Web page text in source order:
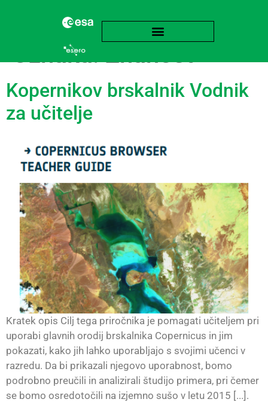
Oznaka:Znanost
Kopernikov brskalnik Vodnik
za učitelje
Kratek opis Cilj tega priročnika je pomagati učiteljem pri
uporabi glavnih orodij brskalnika Copernicus in jim
pokazati, kako jih lahko uporabljajo s svojimi učenci v
razredu. Da bi prikazali njegovo uporabnost, bomo
podrobno preučili in analizirali študijo primera, pri čemer
se bomo osredotočili na izjemno sušo v letu 2015 [...].